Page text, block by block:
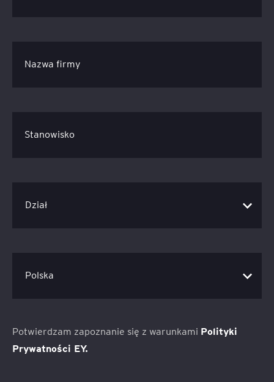
Nazwa firmy
Stanowisko
Potwierdzam zapoznanie się z warunkami Polityki
Prywatności EY.